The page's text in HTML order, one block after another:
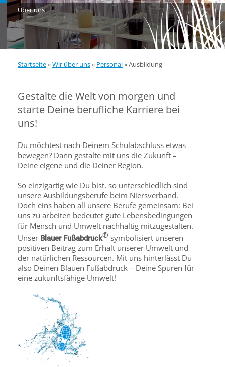
Über uns
Startseite»Wir über uns» Personal»Ausbildung
Gestalte die Welt von morgen und
starte Deine berufliche Karriere bei
uns!
Du möchtest nach Deinem Schulabschluss etwas
bewegen? Dann gestalte mit uns die Zukunft –
Deine eigene und die Deiner Region.
So einzigartig wie Du bist, so unterschiedlich sind
unsere Ausbildungsberufe beim Niersverband.
Doch eins haben all unsere Berufe gemeinsam: Bei
uns zu arbeiten bedeutet gute Lebensbedingungen
für Mensch und Umwelt nachhaltig mitzugestalten.
Unser Blauer Fußabdruck® symbolisiert unseren
positiven Beitrag zum Erhalt unserer Umwelt und
der natürlichen Ressourcen. Mit uns hinterlässt Du
also Deinen Blauen Fußabdruck – Deine Spuren für
eine zukunftsfähige Umwelt!